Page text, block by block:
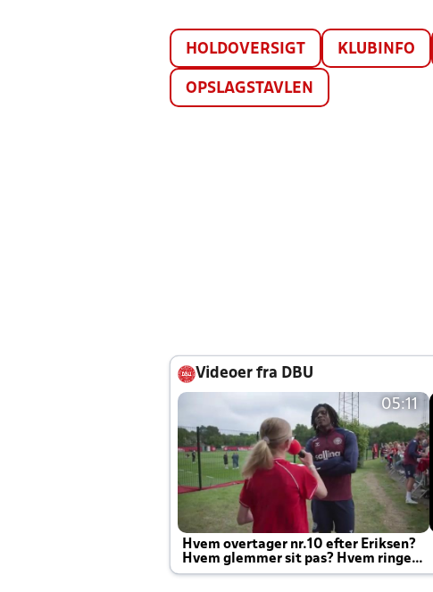
HOLDOVERSIGT KLUBINFO
OPSLAGSTAVLEN
Videoer fra DBU
05:11
Hvem overtager nr.10 efter Eriksen?
Hvem glemmer sit pas? Hvem ringer
Joachim altid til efter kampe?